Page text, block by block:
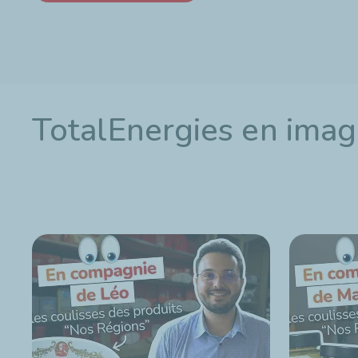
TotalEnergies en